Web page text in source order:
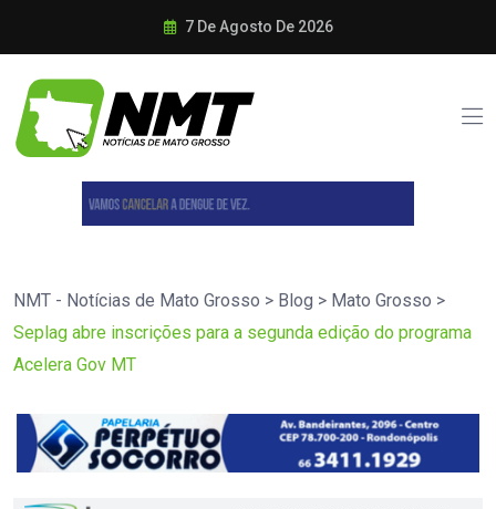
7 De Agosto De 2026
NMT - Notícias de Mato Grosso > Blog > Mato Grosso >
Seplag abre inscrições para a segunda edição do programa
Acelera Gov MT